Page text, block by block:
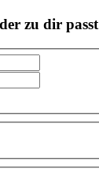
zu dir passt